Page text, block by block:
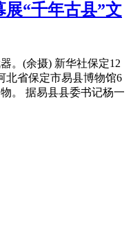
“千年古县”文
。(余摄) 新华社保定12
北省保定市易县博物馆6
。 据易县县委书记杨一